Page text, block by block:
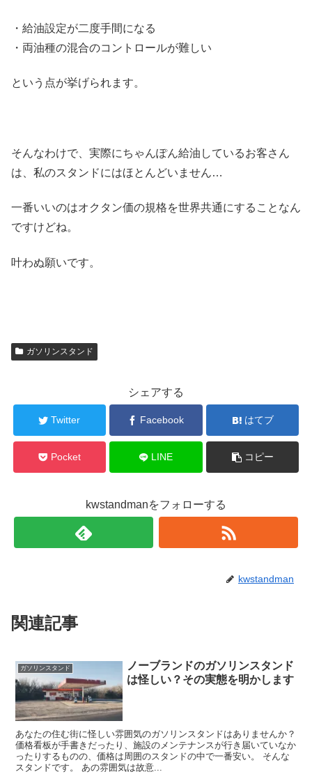
・給油設定が二度手間になる
・両油種の混合のコントロールが難しい
という点が挙げられます。
そんなわけで、実際にちゃんぽん給油しているお客さん
は、私のスタンドにはほとんどいません…
一番いいのはオクタン価の規格を世界共通にすることなん
ですけどね。
叶わぬ願いです。
ガソリンスタンド
シェアする
Twitter Facebook はてブ
Pocket LINE コピー
kwstandmanをフォローする
kwstandman
関連記事
ガソリンスタンド
ノーブランドのガソリンスタンド
は怪しい？その実態を明かします
あなたの住む街に怪しい雰囲気のガソリンスタンドはありませんか？
価格看板が手書きだったり、施設のメンテナンスが行き届いていなか
ったりするものの、価格は周囲のスタンドの中で一番安い。 そんな
スタンドです。 あの雰囲気は故意...